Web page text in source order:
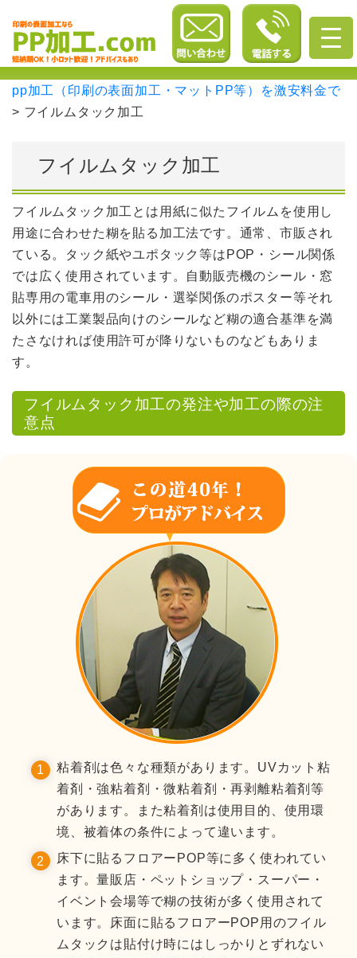
pp加工（印刷の表面加工・マットPP等）を激安料金で
> フイルムタック加工
フイルムタック加工
フイルムタック加工とは用紙に似たフイルムを使用し
用途に合わせた糊を貼る加工法です。通常、市販され
ている。タック紙やユポタック等はPOP・シール関係
では広く使用されています。自動販売機のシール・窓
貼専用の電車用のシール・選挙関係のポスター等それ
以外には工業製品向けのシールなど糊の適合基準を満
たさなければ使用許可が降りないものなどもありま
す。
フイルムタック加工の発注や加工の際の注
意点
粘着剤は色々な種類があります。UVカット粘
着剤・強粘着剤・微粘着剤・再剥離粘着剤等
があります。また粘着剤は使用目的、使用環
境、被着体の条件によって違います。
床下に貼るフロアーPOP等に多く使われてい
ます。量販店・ペットショップ・スーパー・
イベント会場等で糊の技術が多く使用されて
います。床面に貼るフロアーPOP用のフイル
ムタックは貼付け時にはしっかりとずれない